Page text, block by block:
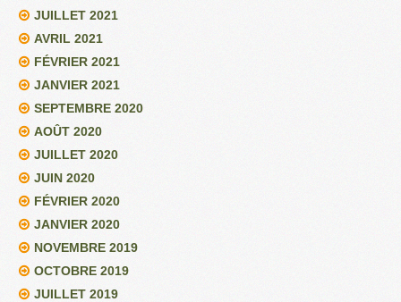
JUILLET 2021
AVRIL 2021
FÉVRIER 2021
JANVIER 2021
SEPTEMBRE 2020
AOÛT 2020
JUILLET 2020
JUIN 2020
FÉVRIER 2020
JANVIER 2020
NOVEMBRE 2019
OCTOBRE 2019
JUILLET 2019